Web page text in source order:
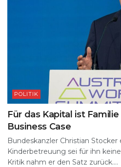
POLITIK
Für das Kapital ist
Business Case
Bundeskanzler Christian Stocker
Kinderbetreuung sei für ihn
Kritik nahm er den Satz zurück....